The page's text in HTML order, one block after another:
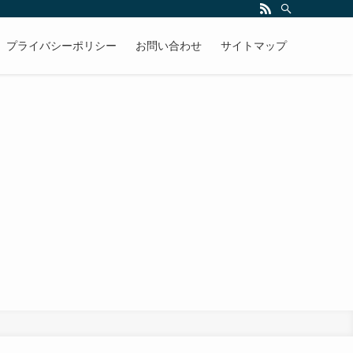
プライバシーポリシー お問い合わせ サイトマップ